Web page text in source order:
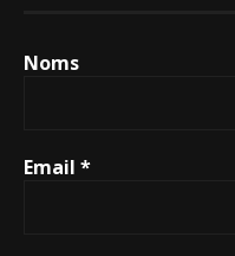
Noms
Email *